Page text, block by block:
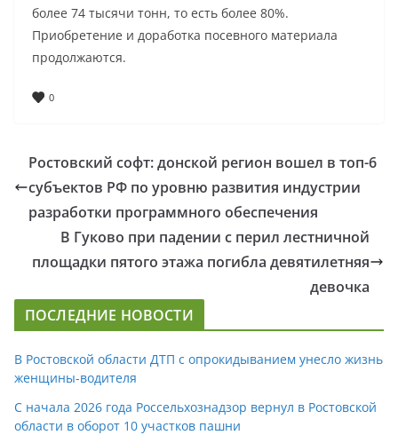
более 74 тысячи тонн, то есть более 80%.
Приобретение и доработка посевного материала
продолжаются.
0
Ростовский софт: донской регион вошел в топ-6
субъектов РФ по уровню развития индустрии
разработки программного обеспечения
В Гуково при падении с перил лестничной
площадки пятого этажа погибла девятилетняя
девочка
ПОСЛЕДНИЕ НОВОСТИ
В Ростовской области ДТП с опрокидыванием унесло жизнь
женщины-водителя
С начала 2026 года Россельхознадзор вернул в Ростовской
области в оборот 10 участков пашни